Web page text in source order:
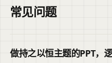
常见问题
做持之以恒主题的PPT，